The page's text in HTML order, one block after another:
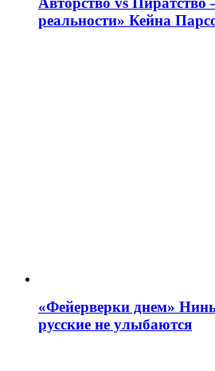
реальности» Кейна
«Фейерверки днем»
русские не улыбаются